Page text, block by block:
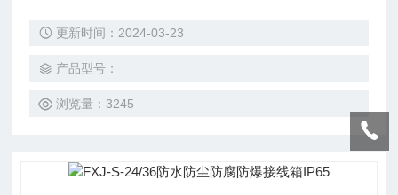
眼，抗冲击性能好，产品均设置内、外接地。
更新时间：2024-03-23
产品型号：
浏览量：3245